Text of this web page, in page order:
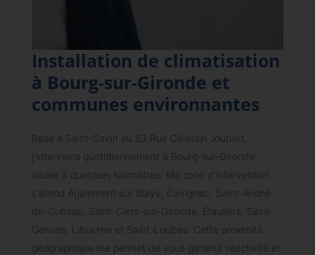
Installation de climatisation
à Bourg-sur-Gironde et
communes environnantes
Basé à Saint-Savin au 53 Rue Célestin Joubert,
j'interviens quotidiennement à Bourg-sur-Gironde
située à quelques kilomètres. Ma zone d'intervention
s'étend également sur Blaye, Cavignac, Saint-André-
de-Cubzac, Saint-Ciers-sur-Gironde, Étauliers, Saint-
Gervais, Libourne et Saint-Loubès. Cette proximité
géographique me permet de vous garantir réactivité et